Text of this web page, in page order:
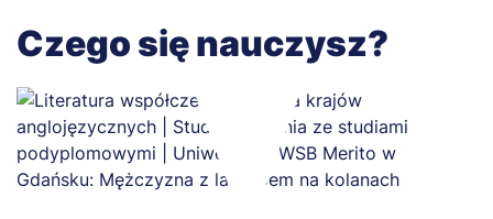
Czego się nauczysz?